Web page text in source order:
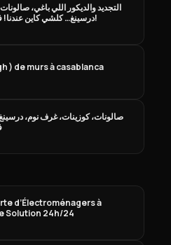
التجديد والديكور اللي باغي،
درسينغ… كلشي كاين عندنا! فين ما كنت فالمغرب!
Peintre ( Sebbagh ) de murs à casablanca
صالونات، كوزينات، غرف نوم،
d’Électroménagers à
Solution 24h/24